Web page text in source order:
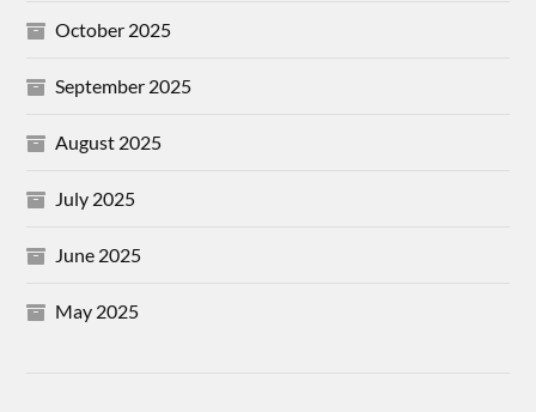
October 2025
September 2025
August 2025
July 2025
June 2025
May 2025